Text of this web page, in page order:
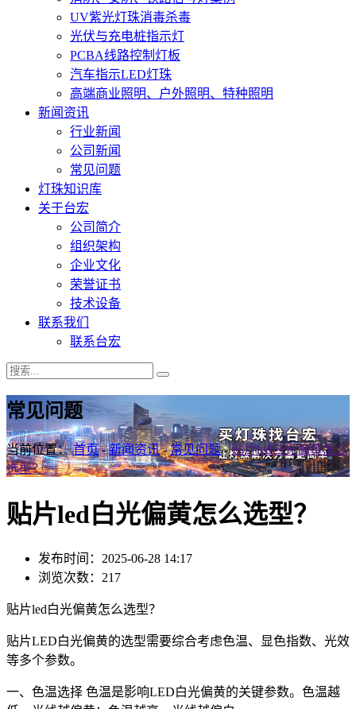
UV紫光灯珠消毒杀毒
光伏与充电桩指示灯
PCBA线路控制灯板
汽车指示LED灯珠
高端商业照明、户外照明、特种照明
新闻资讯
行业新闻
公司新闻
常见问题
灯珠知识库
关于台宏
公司简介
组织架构
企业文化
荣誉证书
技术设备
联系我们
联系台宏
常见问题
当前位置：首页-新闻资讯-常见问题-贴片led白光偏黄怎么
选型？
贴片led白光偏黄怎么选型？
发布时间：2025-06-28 14:17
浏览次数：217
贴片led白光偏黄怎么选型？
贴片LED白光偏黄的选型需要综合考虑色温、显色指数、光效
等多个参数。
一、色温选择 色温是影响LED白光偏黄的关键参数。色温越